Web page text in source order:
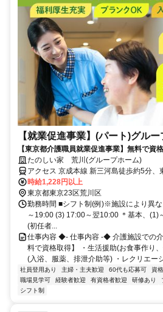
【就業促進事業】(パート)グル
【東京都介護職員就業促進事業】無料で資
り！たのしい家 荒川(グループホーム)
アクセス 京成本線 新三河島徒歩約5分、
〔千代田線〕3番口徒歩約6分、都電荒川
成本線「新三河島」駅から徒歩約5分
時給1,228円以上
東京都東京23区荒川区
勤務時間 ■シフト制(例)※施設により異
～19:00 (3) 17:00～翌10:00 ＊基本、(1)
(初任者...
仕事内容 ◆- 仕事内容 -◆ 介護施設での
料で資格取得】 ・生活援助(お食事作り
(入浴、服薬、排泄介助等) ・レクリエー
社員登用あり 主婦・主夫歓迎 60代も応募可 資
職場見学可
経験者歓迎 有資格者歓迎 研修あり
シフト制